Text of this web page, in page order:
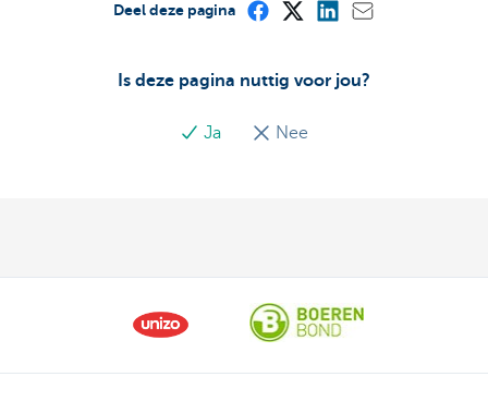
Is deze pagina nuttig voor jou?
Ja Nee
Deel deze pagina